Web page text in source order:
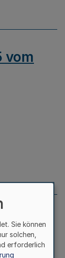
vom
vom
Sie können
solchen,
erforderlich